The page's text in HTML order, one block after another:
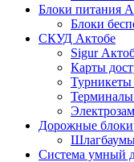
Блоки питания
Блоки
СКУД Актобе
Sigur
Карты
Дорожные
Система умный